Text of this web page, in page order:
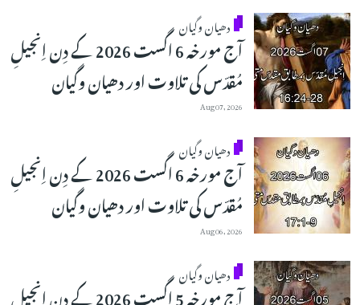
دھیان وگیان
آج مورخہ 6 اگست 2026 کے دِن اِنجیلِ
مُقدّس کی تلاوت اور دھیان وگیان
Aug 07, 2026
دھیان وگیان
آج مورخہ 6 اگست 2026 کے دِن اِنجیلِ
مُقدّس کی تلاوت اور دھیان وگیان
Aug 06, 2026
دھیان وگیان
آج مورخہ 5 اگست 2026 کے دِن اِنجیلِ